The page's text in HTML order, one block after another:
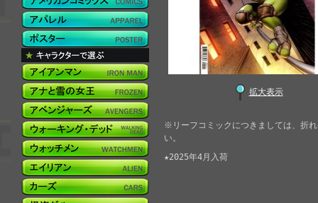
拡大表示
※リーフコミックにつきましては、折
い。
★2025年4月入荷